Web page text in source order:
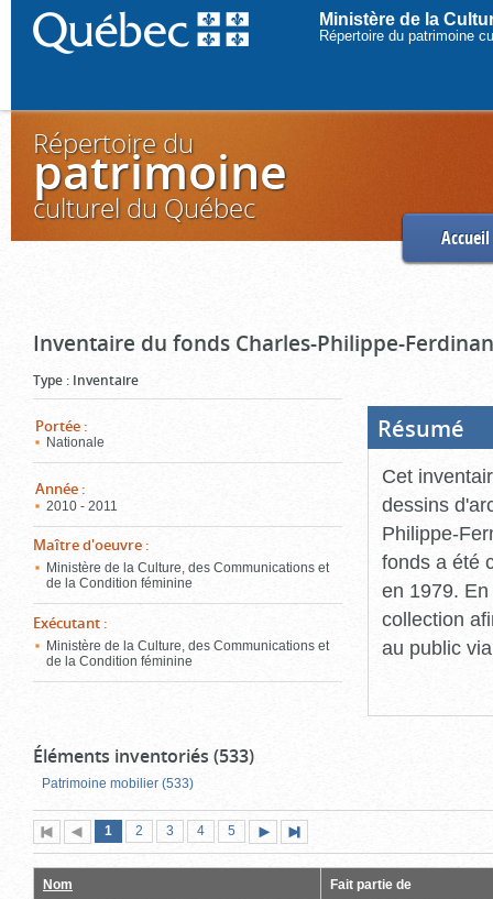
Ministère de la
Répertoire du patrimoine
Répertoire du
patrimoine
culturel du Québec
Accueil
Inventaire du fonds Charles-Philippe-
Type : Inventaire
Portée :
Nationale
Année :
2010 - 2011
Maître d'oeuvre :
Ministère de la Culture, des Communications et
de la Condition féminine
Exécutant :
Ministère de la Culture, des Communications et
de la Condition féminine
Résumé
Cet
dessins
Philippe-
fonds a été
en 1979.
collection
au public
Éléments inventoriés (533)
Patrimoine mobilier (533)
Première
page
Page
précédente
Page
1 (page
actuelle)
Page
2 Page
3 Page
4 Page
5
suivante
page
Nom Fait partie de